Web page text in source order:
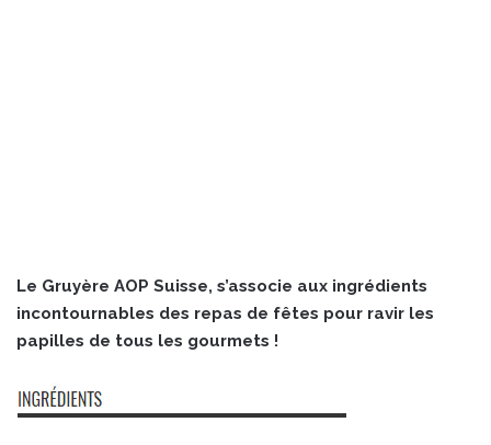
Le Gruyère AOP Suisse, s’associe aux ingrédients
incontournables des repas de fêtes pour ravir les
papilles de tous les gourmets !